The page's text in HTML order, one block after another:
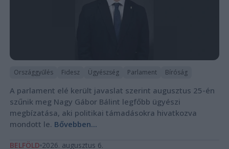
Országgyűlés Fidesz Ügyészség Parlament Bíróság
A parlament elé került javaslat szerint augusztus 25-én
szűnik meg Nagy Gábor Bálint legfőbb ügyészi
megbízatása, aki politikai támadásokra hivatkozva
mondott le. Bővebben...
BELFÖLD 2026. augusztus 6.